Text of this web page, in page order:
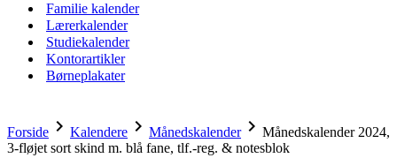
Familie kalender
Lærerkalender
Studiekalender
Kontorartikler
Børneplakater
Forside chevron_right Kalendere chevron_right Månedskalenderchevron_right Månedskalender 2024,
3-fløjet sort skind m. blå fane, tlf.-reg. & notesblok